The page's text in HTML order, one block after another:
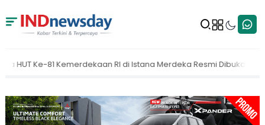
RI di Istana Merdeka Resmi Dibuka Hari Ini 5 Agustus